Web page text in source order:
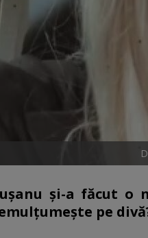
și-a făcut o
pe